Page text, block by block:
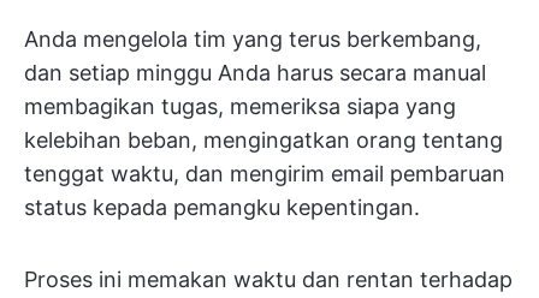
Anda mengelola tim yang terus berkembang,
dan setiap minggu Anda harus secara manual
membagikan tugas, memeriksa siapa yang
kelebihan beban, mengingatkan orang tentang
tenggat waktu, dan mengirim email pembaruan
status kepada pemangku kepentingan.
Proses ini memakan waktu dan rentan terhadap